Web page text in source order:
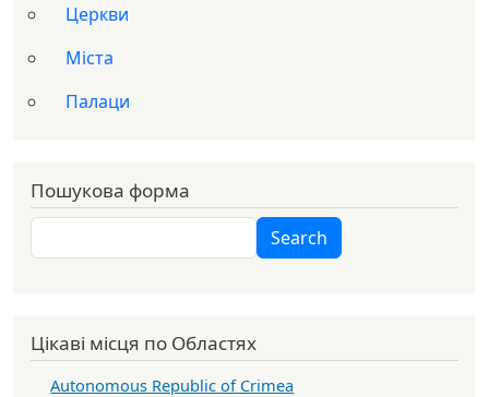
Церкви
Міста
Палаци
Пошукова форма
Search Search
Цікаві місця по Областях
Autonomous Republic of Crimea